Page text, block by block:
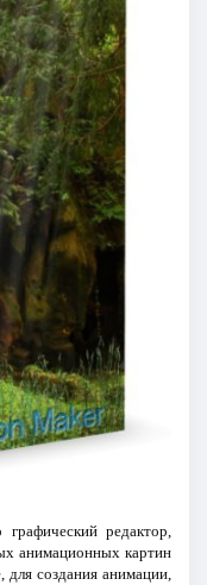
редактор,
анимационных картин
для создания анимации,